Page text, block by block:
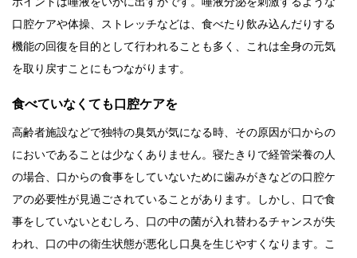
口腔ケアや体操、ストレッチなどは、食べたり飲み込んだりする
機能の回復を目的として行われることも多く、これは全身の元気
を取り戻すことにもつながります。
食べていなくても口腔ケアを
高齢者施設などで独特の臭気が気になる時、その原因が口からの
においであることは少なくありません。寝たきりで経管栄養の人
の場合、口からの食事をしていないために歯みがきなどの口腔ケ
アの必要性が見過ごされていることがあります。しかし、口で食
事をしていないとむしろ、口の中の菌が入れ替わるチャンスが失
われ、口の中の衛生状態が悪化し口臭を生じやすくなります。こ